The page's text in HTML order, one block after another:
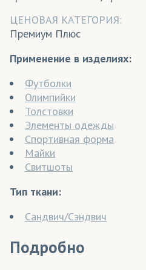
ЦЕНОВАЯ КАТЕГОРИЯ:
Премиум Плюс
Применение в изделиях:
Футболки
Олимпийки
Толстовки
Элементы одежды
Спортивная форма
Майки
Свитшоты
Тип ткани:
Сандвич/Сэндвич
Подробно